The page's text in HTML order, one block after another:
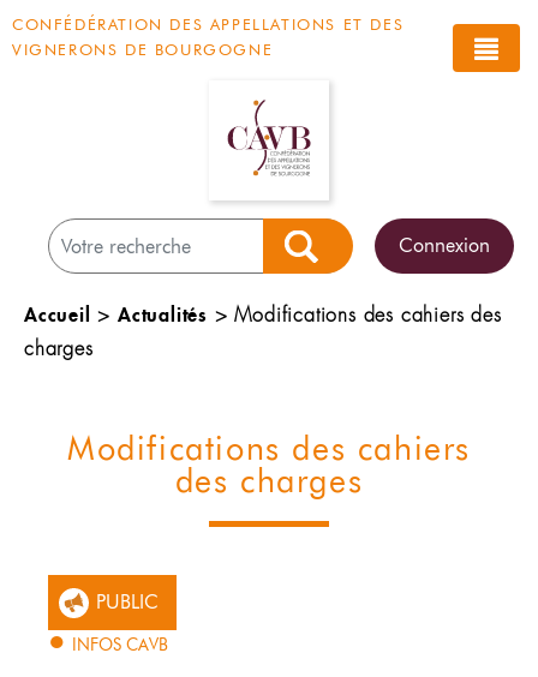
Panneau de gestion des cookies
CONFÉDÉRATION DES APPELLATIONS ET DES
VIGNERONS DE BOURGOGNE
RechercherConnexion
Accueil >Actualités >Modifications des cahiers des
charges
Modifications des cahiers
des charges
PUBLIC
INFOS CAVB